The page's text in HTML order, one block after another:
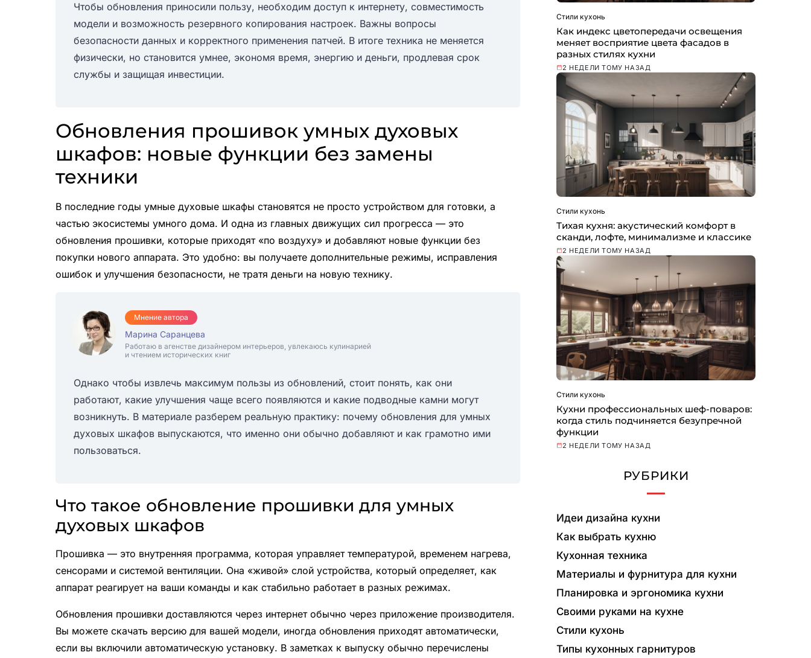
Чтобы обновления приносили пользу, необходим доступ к интернету, совместимость
модели и возможность резервного копирования настроек. Важны вопросы
безопасности данных и корректного применения патчей. В итоге техника не меняется
физически, но становится умнее, экономя время, энергию и деньги, продлевая срок
службы и защищая инвестиции.
Обновления прошивок умных духовых
шкафов: новые функции без замены
техники
В последние годы умные духовые шкафы становятся не просто устройством для готовки, а
частью экосистемы умного дома. И одна из главных движущих сил прогресса — это
обновления прошивки, которые приходят «по воздуху» и добавляют новые функции без
покупки нового аппарата. Это удобно: вы получаете дополнительные режимы, исправления
ошибок и улучшения безопасности, не тратя деньги на новую технику.
Мнение автора
Марина Саранцева
Работаю в агенстве дизайнером интерьеров, увлекаюсь кулинарией
и чтением исторических книг
Однако чтобы извлечь максимум пользы из обновлений, стоит понять, как они
работают, какие улучшения чаще всего появляются и какие подводные камни могут
возникнуть. В материале разберем реальную практику: почему обновления для умных
духовых шкафов выпускаются, что именно они обычно добавляют и как грамотно ими
пользоваться.
Что такое обновление прошивки для умных
духовых шкафов
Прошивка — это внутренняя программа, которая управляет температурой, временем нагрева,
сенсорами и системой вентиляции. Она «живой» слой устройства, который определяет, как
аппарат реагирует на ваши команды и как стабильно работает в разных режимах.
Обновления прошивки доставляются через интернет обычно через приложение производителя.
Вы можете скачать версию для вашей модели, иногда обновления приходят автоматически,
если вы включили автоматическую установку. В заметках к выпуску обычно перечислены
Стили кухонь
Как индекс цветопередачи освещения
меняет восприятие цвета фасадов в
разных стилях кухни
2 НЕДЕЛИ ТОМУ НАЗАД
Стили кухонь
Тихая кухня: акустический комфорт в
сканди, лофте, минимализме и классике
2 НЕДЕЛИ ТОМУ НАЗАД
Стили кухонь
Кухни профессиональных шеф-поваров:
когда стиль подчиняется безупречной
функции
2 НЕДЕЛИ ТОМУ НАЗАД
РУБРИКИ
Идеи дизайна кухни
Как выбрать кухню
Кухонная техника
Материалы и фурнитура для кухни
Планировка и эргономика кухни
Своими руками на кухне
Стили кухонь
Типы кухонных гарнитуров